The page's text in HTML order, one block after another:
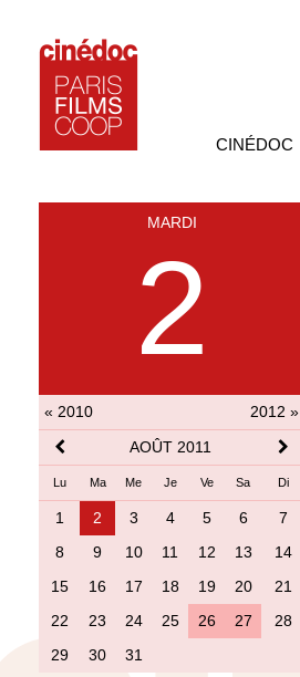
CINÉDOC
MARDI
2
« 2010
2012 »
AOÛT 2011
Lu Ma Me Je Ve Sa Di
1 2 3 4 5 6
7
8
9 10 11 12 13
14
15
16 17 18 19 20
21
22
23 24 25 26 27
28
29
30 31